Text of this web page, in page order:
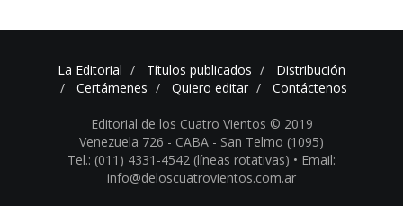
La Editorial Títulos publicados
Distribución
Certámenes
Quiero editar Contáctenos
Editorial de los Cuatro Vientos © 2019
Venezuela 726 - CABA - San Telmo (1095)
Tel.: (011) 4331-4542 (líneas rotativas) • Email:
info@deloscuatrovientos.com.ar